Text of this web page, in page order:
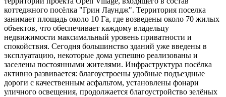
коттеджного посёлка "Грин Лаундж". Территория поселка
занимает площадь около 10 Га, где возведены около 70 жилых
объектов, что обеспечивает каждому владельцу
недвижимости максимальный уровень приватности и
спокойствия. Сегодня большинство зданий уже введены в
эксплуатацию, некоторые дома успешно реализованы и
заселены постоянными жителями. Инфраструктура посёлка
активно развивается: благоустроены удобные подъездные
дороги с качественным асфальтом, установлены фонари
уличного освещения, продолжается благоустройство зелёных